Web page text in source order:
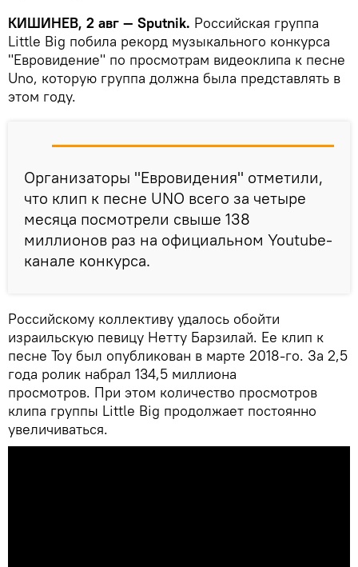
КИШИНЕВ, 2 авг — Sputnik. Российская группа
Little Big побила рекорд музыкального конкурса
"Евровидение" по просмотрам видеоклипа к песне
Uno, которую группа должна была представлять в
этом году.
Организаторы "Евровидения" отметили,
что клип к песне UNO всего за четыре
месяца посмотрели свыше 138
миллионов раз на официальном Youtube-
канале конкурса.
Российскому коллективу удалось обойти
израильскую певицу Нетту Барзилай. Ее клип к
песне Toy был опубликован в марте 2018-го. За 2,5
года ролик набрал 134,5 миллиона
просмотров. При этом количество просмотров
клипа группы Little Big продолжает постоянно
увеличиваться.